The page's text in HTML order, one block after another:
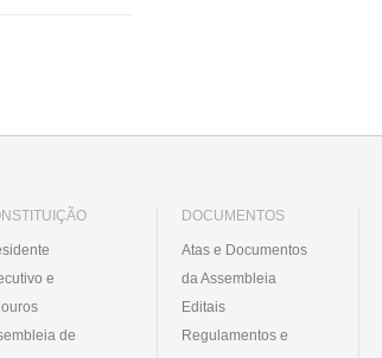
e
de
DOCUMENTOS
Atas e Documentos
da Assembleia
Editais
Regulamentos e